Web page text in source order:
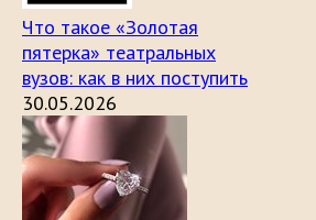
Что такое «Золотая
пятерка» театральных
вузов: как в них поступить
30.05.2026